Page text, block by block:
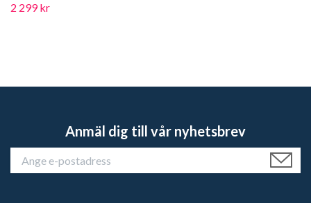
2 299 kr
Anmäl dig till vår nyhetsbrev